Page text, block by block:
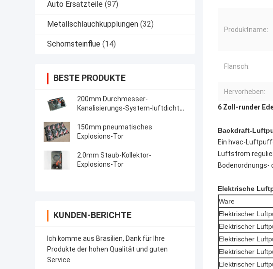
Auto Ersatzteile (97)
Metallschlauchkupplungen (32)
Schornsteinflue (14)
BESTE PRODUKTE
200mm Durchmesser-
Kanalisierungs-System-luftdichte
150mm pneumatisches
Explosions-Tor
2.0mm Staub-Kollektor-
Explosions-Tor
KUNDEN-BERICHTE
Ich komme aus Brasilien, Dank für Ihre
Produkte der hohen Qualität und guten
Service.
Produktname:
Flansch:
Hervorheben:
6 Zoll-runder
Backdraft-
Ein hvac-
Luftstrom
Bodenordnungs-
Elektrische
Ware
Elektrischer
Elektrischer
Elektrischer
Elektrischer
Elektrischer